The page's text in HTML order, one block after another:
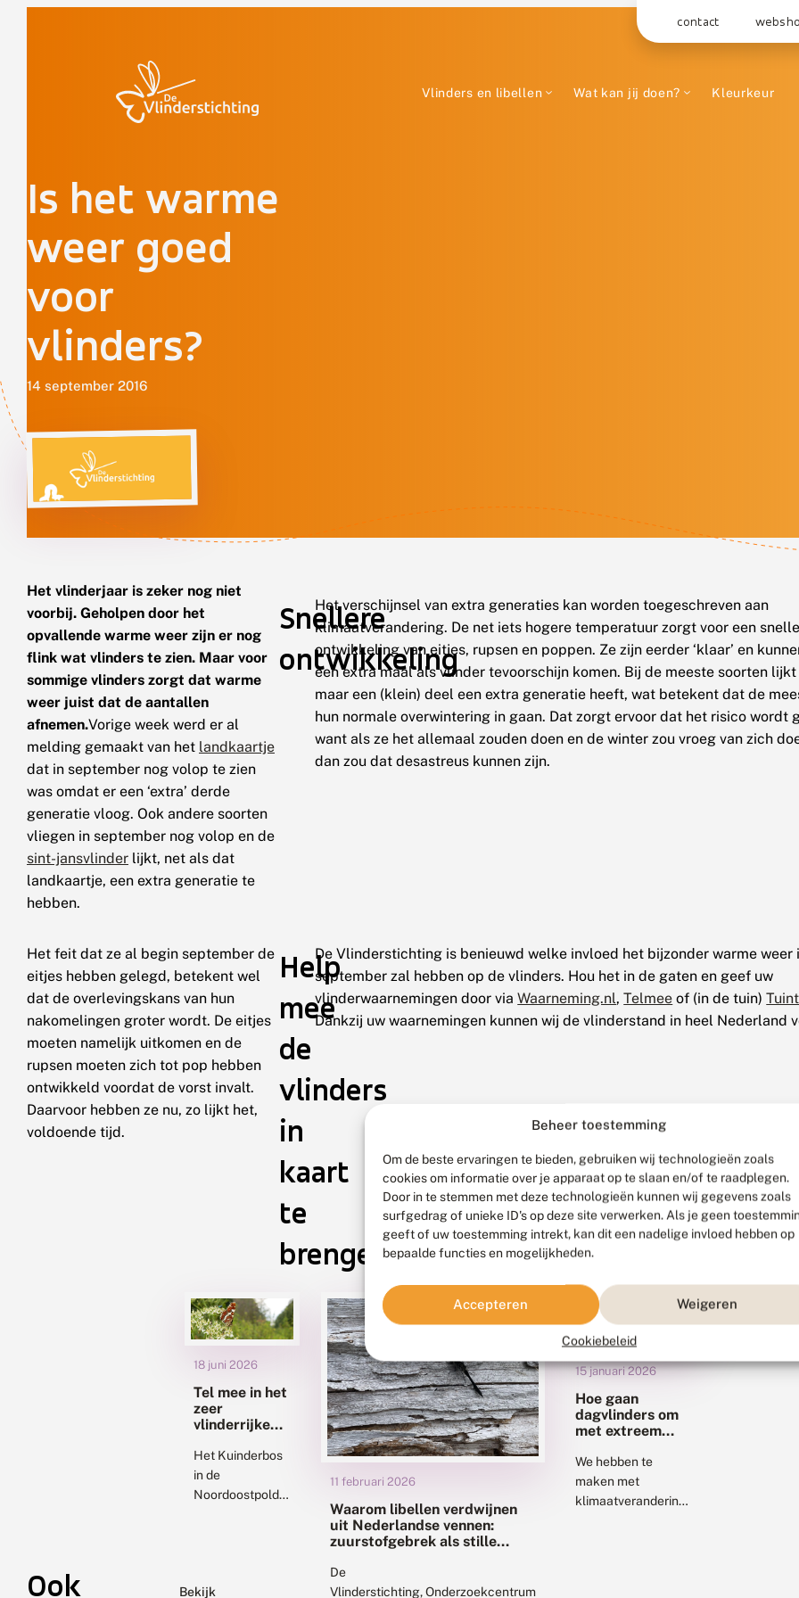
Beheer toestemming
Om de beste ervaringen te bieden, gebruiken wij technologieën zoals
cookies om informatie over je apparaat op te slaan en/of te raadplegen.
Door in te stemmen met deze technologieën kunnen wij gegevens zoals
surfgedrag of unieke ID's op deze site verwerken. Als je geen
geeft of uw toestemming intrekt, kan dit een nadelige invloed hebben op
bepaalde functies en mogelijkheden.
Accepteren Weigeren
Cookiebeleid
contact
Vlinders en libellen Wat kan jij doen? Kleurkeur
Is het warme
weer goed
voor
vlinders?
14 september 2016
Het vlinderjaar is zeker nog niet
voorbij. Geholpen door het
opvallende warme weer zijn er nog
flink wat vlinders te zien. Maar voor
sommige vlinders zorgt dat warme
weer juist dat de aantallen
afnemen.Vorige week werd er al
melding gemaakt van het landkaartje
dat in september nog volop te zien
was omdat er een ‘extra’ derde
generatie vloog. Ook andere soorten
vliegen in september nog volop en de
sint-jansvlinder lijkt, net als dat
landkaartje, een extra generatie te
hebben.
Snellere
ontwikkeling
Het verschijnsel van extra generaties kan worden toegeschreven aan
klimaatverandering. De net iets hogere temperatuur zorgt voor een
ontwikkeling van eitjes, rupsen en poppen. Ze zijn eerder ‘klaar’ en
een extra maal als vlinder tevoorschijn komen. Bij de meeste soorten
maar een (klein) deel een extra generatie heeft, wat betekent dat de
hun normale overwintering in gaan. Dat zorgt ervoor dat het risico wordt
want als ze het allemaal zouden doen en de winter zou vroeg van zich
dan zou dat desastreus kunnen zijn.
Het feit dat ze al begin september de
eitjes hebben gelegd, betekent wel
dat de overlevingskans van hun
nakomelingen groter wordt. De eitjes
moeten namelijk uitkomen en de
rupsen moeten zich tot pop hebben
ontwikkeld voordat de vorst invalt.
Daarvoor hebben ze nu, zo lijkt het,
voldoende tijd.
Help
mee
de
vlinders
in
kaart
te
brengen!
De Vlinderstichting is benieuwd welke invloed het bijzonder warme weer
september zal hebben op de vlinders. Hou het in de gaten en geef uw
vlinderwaarnemingen door viaWaarneming.nl,Telmee of (in de tuin)
Dankzij uw waarnemingen kunnen wij de vlinderstand in heel Nederland
Ook
Bekijk
18 juni 2026
Tel mee in het
zeer
vlinderrijke
Het Kuinderbos
in de
Noordoostpolder
ook bosranden,
11 februari 2026
Waarom libellen verdwijnen
uit Nederlandse vennen:
zuurstofgebrek als stille
De
Vlinderstichting, Onderzoekcentrum
15 januari 2026
Hoe gaan
dagvlinders om
met extreem
We hebben te
maken met
klimaatverandering